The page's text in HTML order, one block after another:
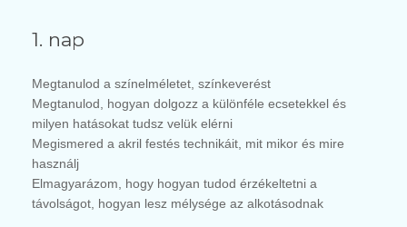
1. nap
Megtanulod a színelméletet, színkeverést
Megtanulod, hogyan dolgozz a különféle ecsetekkel és
milyen hatásokat tudsz velük elérni
Megismered a akril festés technikáit, mit mikor és mire
használj
Elmagyarázom, hogy hogyan tudod érzékeltetni a
távolságot, hogyan lesz mélysége az alkotásodnak